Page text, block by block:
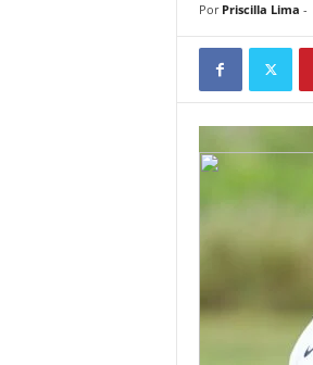
Por Priscilla Lima -